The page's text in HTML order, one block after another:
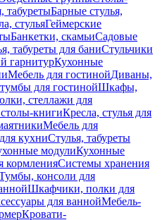
табуретыБарные стулья,
стульяГеймерские
Банкетки, скамьиСадовые
табуреты для баниСтульчики
гарнитурКухонные
Мебель для гостинойДиваны,
для гостинойШкафы,
стеллажи для
книгиКресла, стулья для
Мебель для
кухниСтулья, табуреты
модулиКухонные
кормленияСистемы хранения
консоли для
Шкафчики, полки для
для ваннойМебель-
Кровати-